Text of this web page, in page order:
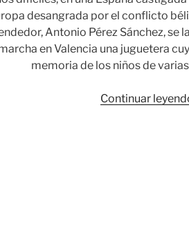
desangrada por el conflicto
Antonio Pérez Sánchez, se
en Valencia una juguetera
memoria de los niños de
Continuar